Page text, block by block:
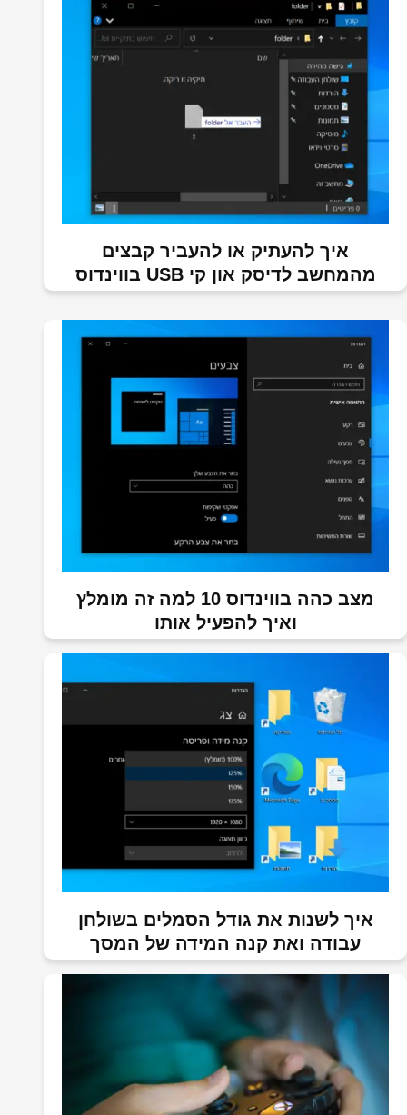
איך להעתיק או להעביר קבצים
מהמחשב לדיסק און קי USB בווינדוס
מצב כהה בווינדוס 10 למה זה מומלץ
ואיך להפעיל אותו
איך לשנות את גודל הסמלים בשולחן
עבודה ואת קנה המידה של המסך